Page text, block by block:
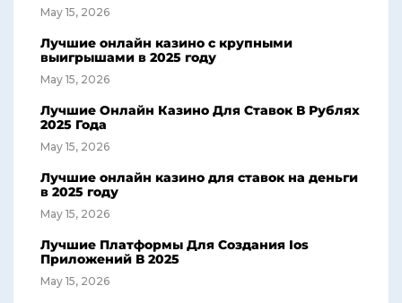
May 15, 2026
Лучшие онлайн казино с крупными
выигрышами в 2025 году
May 15, 2026
Лучшие Онлайн Казино Для Ставок В Рублях
2025 Года
May 15, 2026
Лучшие онлайн казино для ставок на деньги
в 2025 году
May 15, 2026
Лучшие Платформы Для Создания Ios
Приложений В 2025
May 15, 2026